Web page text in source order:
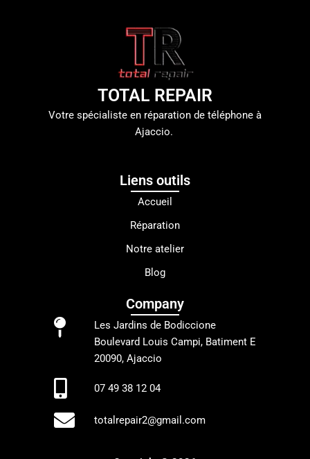
TOTAL REPAIR
Votre spécialiste en réparation de téléphone à
Ajaccio.
Liens outils
Accueil
Réparation
Notre atelier
Blog
Company
Les Jardins de Bodiccione
Boulevard Louis Campi, Batiment E
20090, Ajaccio
07 49 38 12 04
totalrepair2@gmail.com